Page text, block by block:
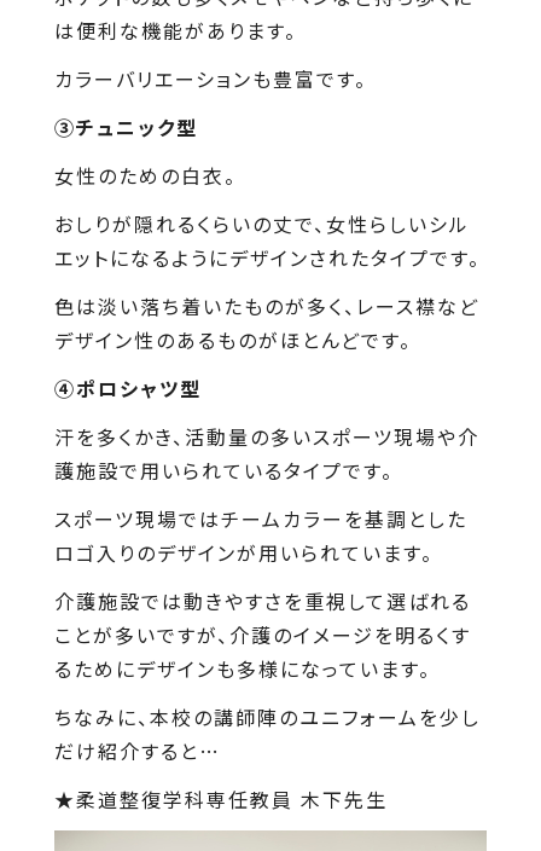
は便利な機能があります。
カラーバリエーションも豊富です。
③チュニック型
女性のための白衣。
おしりが隠れるくらいの丈で、女性らしいシル
エットになるようにデザインされたタイプです。
色は淡い落ち着いたものが多く、レース襟など
デザイン性のあるものがほとんどです。
④ポロシャツ型
汗を多くかき、活動量の多いスポーツ現場や介
護施設で用いられているタイプです。
スポーツ現場ではチームカラーを基調とした
ロゴ入りのデザインが用いられています。
介護施設では動きやすさを重視して選ばれる
ことが多いですが、介護のイメージを明るくす
るためにデザインも多様になっています。
ちなみに、本校の講師陣のユニフォームを少し
だけ紹介すると…
★柔道整復学科専任教員 木下先生